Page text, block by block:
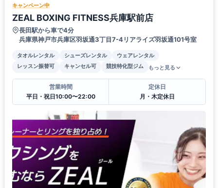
キャンペーン中
ZEAL BOXING FITNESS兵庫駅前店
長田駅から車で4分
兵庫県神戸市兵庫区羽坂通3丁目7-4リアライズ羽坂通101号室
タオルレンタル シューズレンタル
ウェアレンタル
レッスン振替可
キャンセル可 競技特化型ジム もっと見る
営業時間
平日・祝日10:00〜22:00
定休日
月・木定休日